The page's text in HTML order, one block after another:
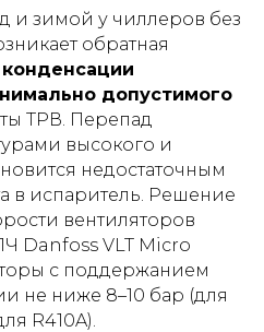
и зимой у чиллеров без
обратная
допустимого
ТРВ. Перепад
высокого и
недостаточным
в испаритель. Решение
вентиляторов
Danfoss VLT Micro
с поддержанием
не ниже 8–10 бар (для
R410A).